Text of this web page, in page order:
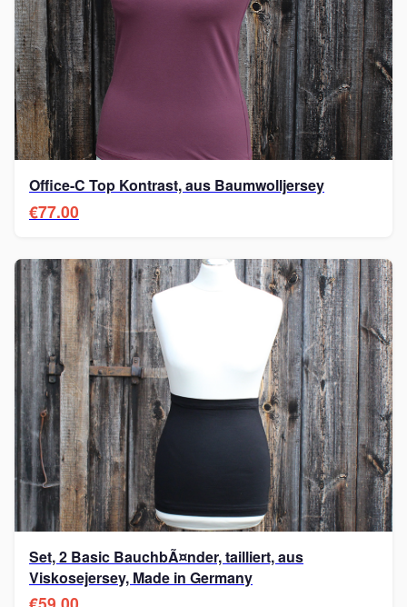
Office-C Top Kontrast, aus Baumwolljersey
€77.00
Set, 2 Basic BauchbÃ¤nder, tailliert, aus
Viskosejersey, Made in Germany